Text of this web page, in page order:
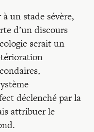
un stade sévère,
d’un discours
serait un
déclenché par la
attribuer le